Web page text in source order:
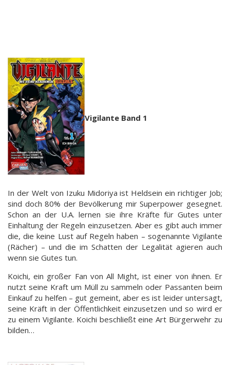
Vigilante Band 1
In der Welt von Izuku Midoriya ist Heldsein ein richtiger Job;
sind doch 80% der Bevölkerung mir Superpower gesegnet.
Schon an der U.A. lernen sie ihre Kräfte für Gutes unter
Einhaltung der Regeln einzusetzen. Aber es gibt auch immer
die, die keine Lust auf Regeln haben – sogenannte Vigilante
(Rächer) – und die im Schatten der Legalität agieren auch
wenn sie Gutes tun.
Koichi, ein großer Fan von All Might, ist einer von ihnen. Er
nutzt seine Kraft um Müll zu sammeln oder Passanten beim
Einkauf zu helfen – gut gemeint, aber es ist leider untersagt,
seine Kräft in der Öffentlichkeit einzusetzen und so wird er
zu einem Vigilante. Koichi beschließt eine Art Bürgerwehr zu
bilden…